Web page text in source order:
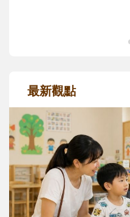
最新觀點